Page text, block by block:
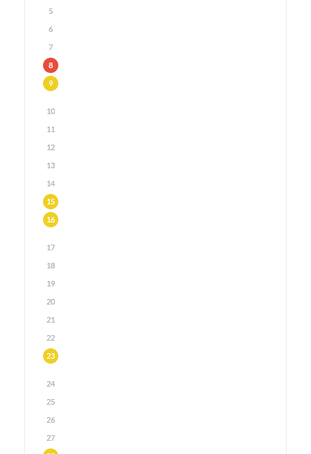
5
6
7
8
9
10
11
12
13
14
15
16
17
18
19
20
21
22
23
24
25
26
27